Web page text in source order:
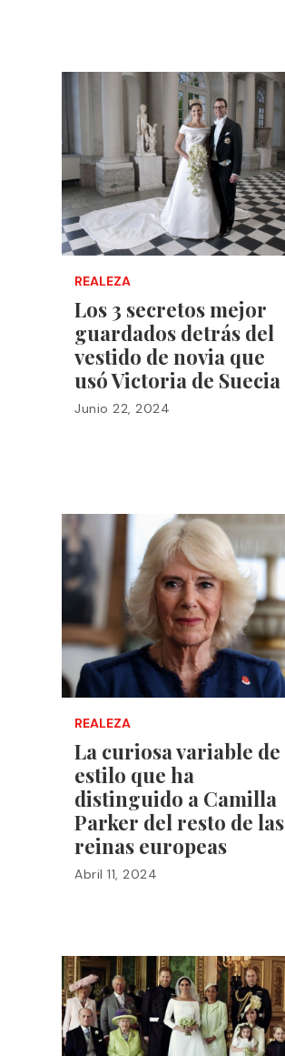
REALEZA
Los 3 secretos mejor
guardados detrás del
vestido de novia que
usó Victoria de Suecia
Junio 22, 2024
REALEZA
La curiosa variable de
estilo que ha
distinguido a Camilla
Parker del resto de las
reinas europeas
Abril 11, 2024